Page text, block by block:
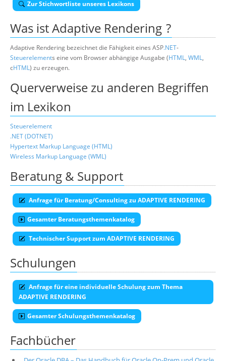
Zur Stichwortliste unseres Lexikons
Was istAdaptive Rendering ?
Adaptive Rendering bezeichnet die Fähigkeit eines ASP.NET-
Steuerelements eine vom Browser abhängige Ausgabe (HTML, WML,
cHTML) zu erzeugen.
Querverweise zu anderen Begriffen
im Lexikon
Steuerelement
.NET (DOTNET)
Hypertext Markup Language (HTML)
Wireless Markup Language (WML)
Beratung & Support
Anfrage für Beratung/Consulting zu ADAPTIVE RENDERING
Gesamter Beratungsthemenkatalog
Technischer Support zum ADAPTIVE RENDERING
Schulungen
Anfrage für eine individuelle Schulung zum Thema
ADAPTIVE RENDERING
Gesamter Schulungsthemenkatalog
Fachbücher